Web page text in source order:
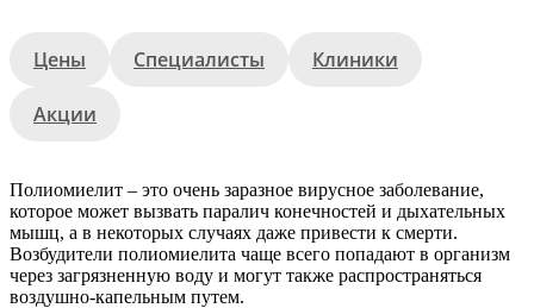
Цены Специалисты Клиники
Акции
Полиомиелит – это очень заразное вирусное заболевание,
которое может вызвать паралич конечностей и дыхательных
мышц, а в некоторых случаях даже привести к смерти.
Возбудители полиомиелита чаще всего попадают в организм
через загрязненную воду и могут также распространяться
воздушно-капельным путем.